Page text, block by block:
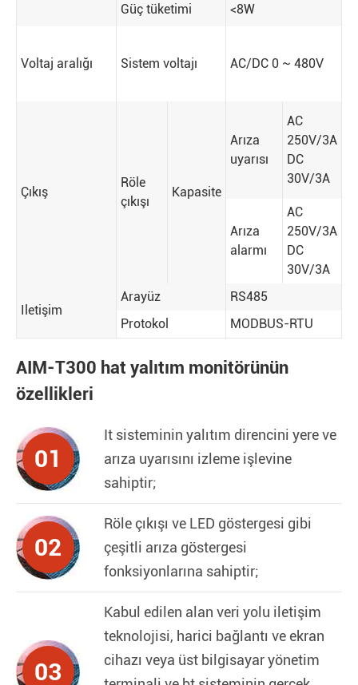
Güç tüketimi <8W
Voltaj aralığı Sistem voltajı AC/DC 0 ~ 480V
Çıkış
Röle
çıkışı
Kapasite
Arıza
uyarısı
AC
250V/3A
DC
30V/3A
Arıza
alarmı
AC
250V/3A
DC
30V/3A
Iletişim
Arayüz
RS485
Protokol
MODBUS-RTU
AIM-T300 hat yalıtım monitörünün
özellikleri
01
It sisteminin yalıtım direncini yere ve
arıza uyarısını izleme işlevine
sahiptir;
02
Röle çıkışı ve LED göstergesi gibi
çeşitli arıza göstergesi
fonksiyonlarına sahiptir;
03
Kabul edilen alan veri yolu iletişim
teknolojisi, harici bağlantı ve ekran
cihazı veya üst bilgisayar yönetim